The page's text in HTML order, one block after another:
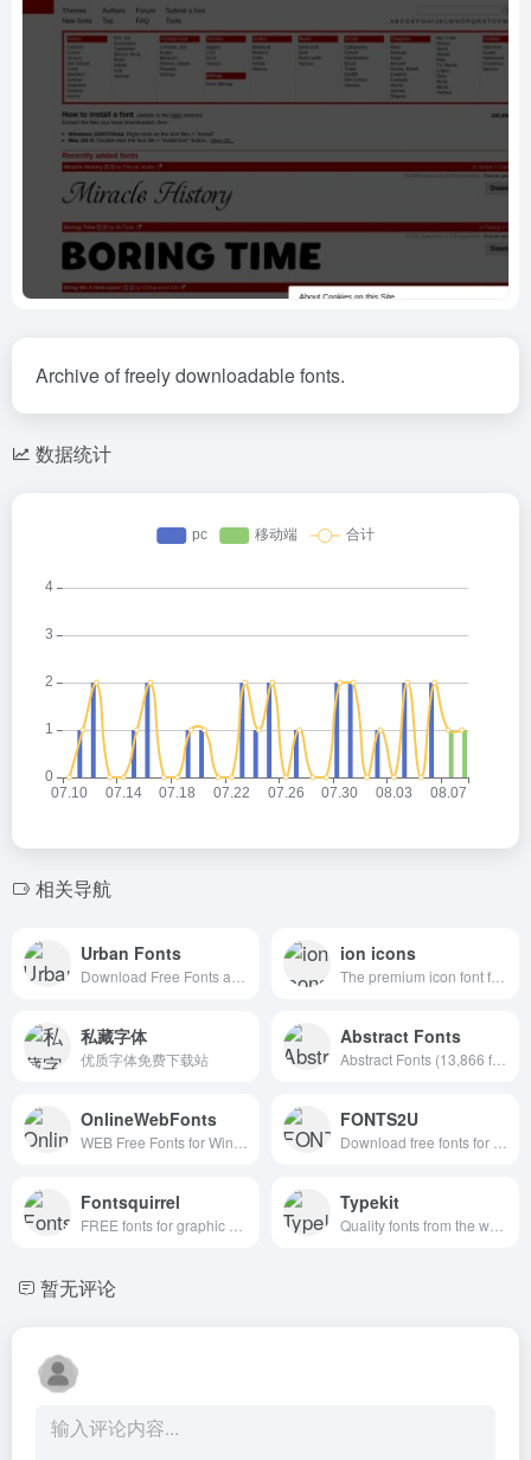
Archive of freely downloadable fonts.
数据统计
相关导航
Urban Fonts ion icons
私藏字体
优质字体免费下载站
Abstract Fonts
OnlineWebFonts FONTS2U
Fontsquirrel Typekit
暂无评论